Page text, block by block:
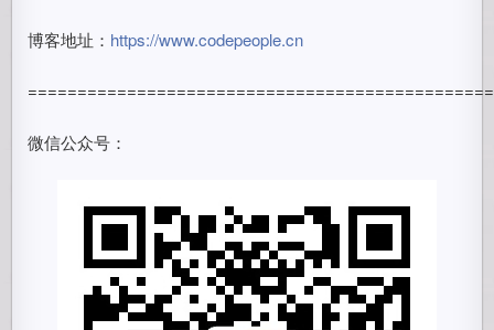
博客地址： https://www.codepeople.cn
微信公众号：